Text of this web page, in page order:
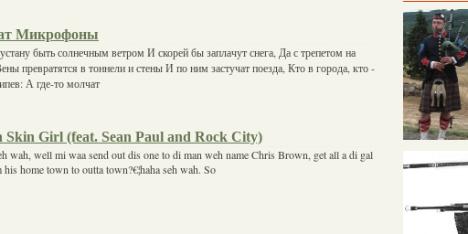
Микрофоны
быть солнечным ветром И скорей бы заплачут снега, Да с трепетом на
превратятся в тоннели и стены И по ним застучат поезда, Кто в города, кто -
А где-то молчат
Skin Girl (feat. Sean Paul and Rock City)
wah, well mi waa send out dis one to di man weh name Chris Brown, get all a di gal
home town to outta town?€¦haha seh wah. So